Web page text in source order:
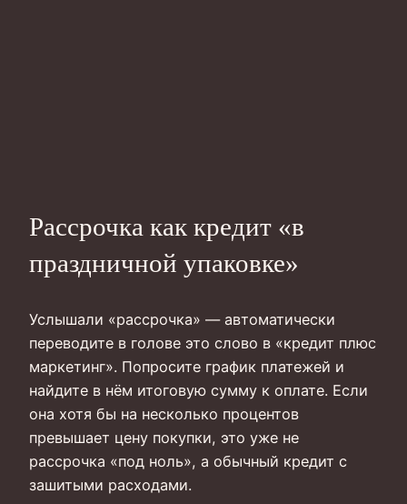
Рассрочка как кредит «в
праздничной упаковке»
Услышали «рассрочка» — автоматически
переводите в голове это слово в «кредит плюс
маркетинг». Попросите график платежей и
найдите в нём итоговую сумму к оплате. Если
она хотя бы на несколько процентов
превышает цену покупки, это уже не
рассрочка «под ноль», а обычный кредит с
зашитыми расходами.